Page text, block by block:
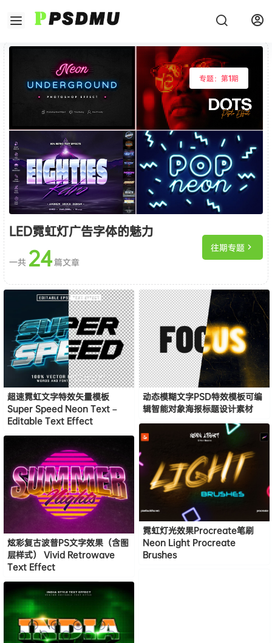
专题：第1期
LED霓虹灯广告字体的魅力
一共 24 篇文章
往期专题
超速霓虹文字特效矢量模板
Super Speed Neon Text –
Editable Text Effect
动态模糊文字PSD特效模板可编
辑智能对象海报标题设计素材
霓虹灯光效果Procreate笔刷
Neon Light Procreate
Brushes
炫彩复古波普PS文字效果（含图
层样式） Vivid Retrowave
Text Effect